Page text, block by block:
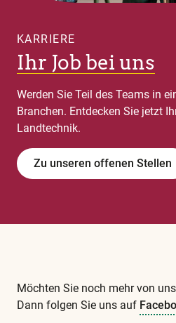
KARRIERE
Ihr Job bei uns
Werden Sie Teil des Teams in
Branchen. Entdecken Sie jetzt
Landtechnik.
Zu unseren offenen Stellen
Möchten Sie noch mehr von
Dann folgen Sie uns auf